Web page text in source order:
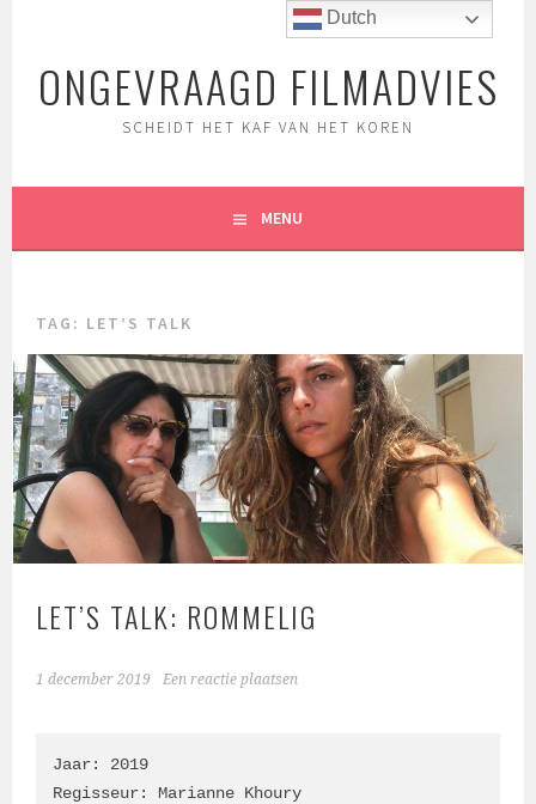
inhoudONGEVRAAGD FILMADVIES
SCHEIDT HET KAF VAN HET KOREN
MENU
TAG: LET’S TALK
LET’S TALK: ROMMELIG
1 december 2019 Een reactie plaatsen
Jaar: 2019
Regisseur: Marianne Khoury
Dutch